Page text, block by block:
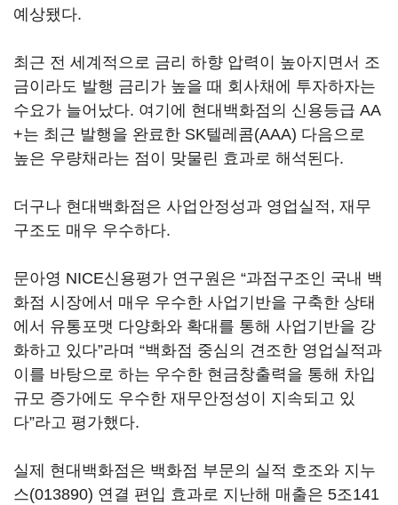
예상됐다.
최근 전 세계적으로 금리 하향 압력이 높아지면서 조
금이라도 발행 금리가 높을 때 회사채에 투자하자는
수요가 늘어났다. 여기에 현대백화점의 신용등급 AA
+는 최근 발행을 완료한 SK텔레콤(AAA) 다음으로
높은 우량채라는 점이 맞물린 효과로 해석된다.
더구나 현대백화점은 사업안정성과 영업실적, 재무
구조도 매우 우수하다.
문아영 NICE신용평가 연구원은 “과점구조인 국내 백
화점 시장에서 매우 우수한 사업기반을 구축한 상태
에서 유통포맷 다양화와 확대를 통해 사업기반을 강
화하고 있다”라며 “백화점 중심의 견조한 영업실적과
이를 바탕으로 하는 우수한 현금창출력을 통해 차입
규모 증가에도 우수한 재무안정성이 지속되고 있
다”라고 평가했다.
실제 현대백화점은 백화점 부문의 실적 호조와 지누
스(013890) 연결 편입 효과로 지난해 매출은 5조141